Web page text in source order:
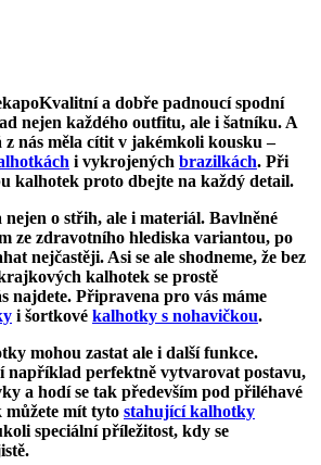
Kvalitní a dobře padnoucíspodní
nejen každého outfitu, ale i šatníku. A
z nás měla cítit v jakémkoli kousku –
i vykrojených brazilkách. Při
kalhotek proto dbejte na každý detail.
nejen o střih, ale i materiál. Bavlněné
ze zdravotního hlediska variantou, po
nejčastěji. Asi se ale shodneme, že bez
kalhotek se prostě
najdete. Připravena pro vás máme
i šortkové kalhotky s nohavičkou.
mohou zastat ale i další funkce.
například perfektně vytvarovat postavu,
a hodí se tak především pod přiléhavé
můžete mít tyto stahující kalhotky
speciální příležitost, kdy se
.